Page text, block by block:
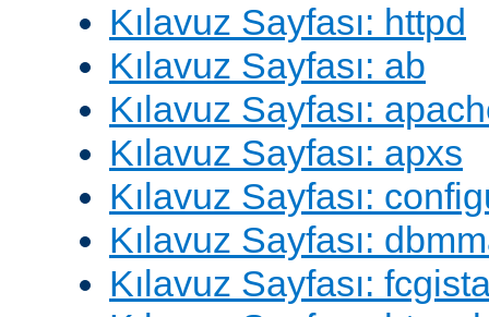
Kılavuz Sayfası: httpd
Kılavuz Sayfası: ab
Kılavuz Sayfası:
Kılavuz Sayfası: apxs
Kılavuz Sayfası:
Kılavuz Sayfası:
Kılavuz Sayfası: